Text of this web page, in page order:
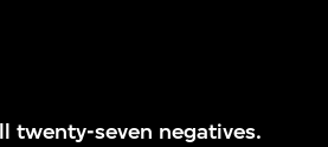
twenty-seven negatives.